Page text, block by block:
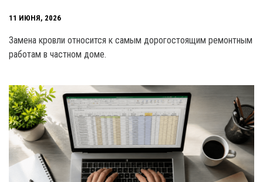
11 ИЮНЯ, 2026
Замена кровли относится к самым дорогостоящим ремонтным
работам в частном доме.